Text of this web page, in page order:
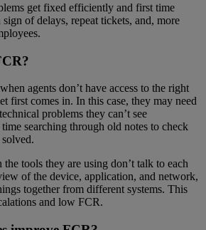
get fixed efficiently and first time
of delays, repeat tickets, and, more
agents don’t have access to the right
first comes in. In this case, they may need
problems they can’t see
searching through old notes to check
tools they are using don’t talk to each
of the device, application, and network,
together from different systems. This
and low FCR.